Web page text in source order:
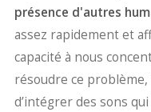
présence d'autres
assez rapidement et
capacité à nous
résoudre ce
d’intégrer des sons